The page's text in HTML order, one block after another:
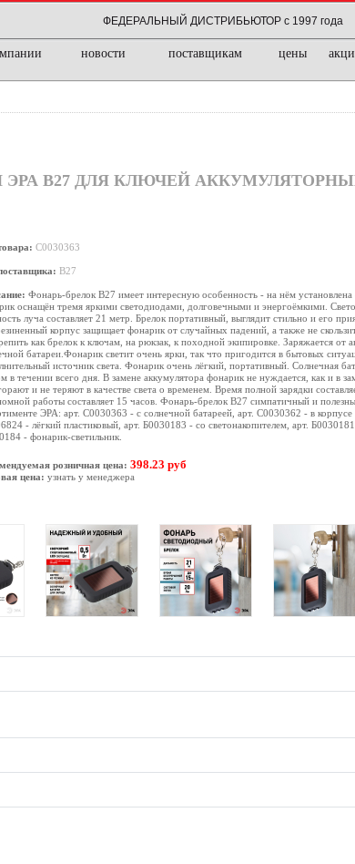
ФЕДЕРАЛЬНЫЙ ДИСТРИБЬЮТОР с 1997 года
новости поставщикам цены
B27 ДЛЯ КЛЮЧЕЙ
C0030363
B27
Фонарь-брелок B27 имеет интересную особенность - на нём
оснащён тремя яркими светодиодами, долговечными и энергоёмкими.
луча составляет 21 метр. Брелок портативный, выглядит стильно и его
корпус защищает фонарик от случайных падений, а также не
как брелок к ключам, на рюкзак, к походной экипировке. Заряжается от
батареи.Фонарик светит очень ярки, так что пригодится в бытовых
источник света. Фонарик очень лёгкий, портативный. Солнечная
в течении всего дня. В замене аккумулятора фонарик не нуждается, как и в
и не теряют в качестве света о временем. Время полной зарядки
работы составляет 15 часов. Фонарь-брелок B27 симпатичный и
ЭРА: арт. C0030363 - с солнечной батареей, арт. C0030362 - в
- лёгкий пластиковый, арт. Б0030183 - со светонакопителем, арт.
- фонарик-светильник.
розничная цена: 398.23 руб
цена: узнать у менеджера